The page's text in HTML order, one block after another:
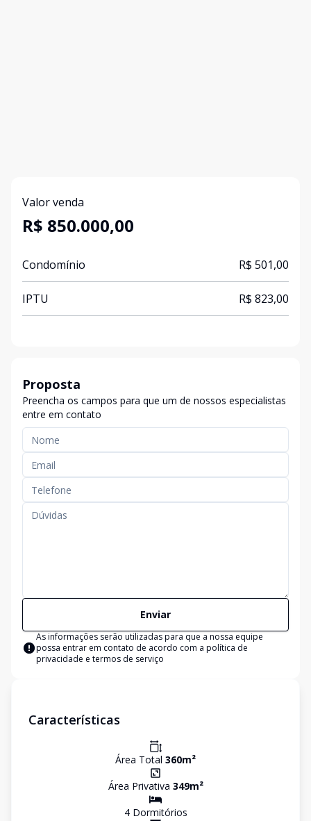
Valor venda
R$ 850.000,00
Condomínio R$ 501,00
IPTU R$ 823,00
Proposta
Preencha os campos para que um de nossos especialistas
entre em contato
Enviar
As informações serão utilizadas para que a nossa equipe
possa entrar em contato de acordo com a política de
privacidade e termos de serviço
Características
Área Total 360m²
Área Privativa 349m²
4Dormitórios